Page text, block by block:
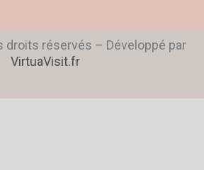
droits réservés – Développé par
VirtuaVisit.fr